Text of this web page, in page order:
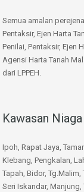
Semua amalan
Pentaksir, Ejen Harta
Penilai, Pentaksir, Ejen
Agensi Harta Tanah
dari LPPEH.
Kawasan Niaga
Ipoh, Rapat Jaya,
Klebang, Pengkalan,
Tapah, Bidor,
Seri Iskandar,